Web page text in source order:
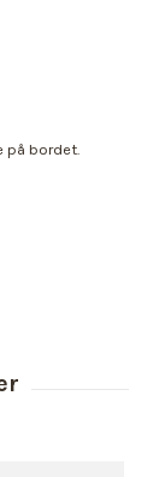
på bordet.